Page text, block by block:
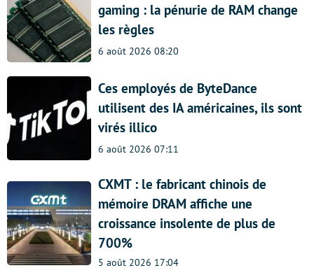
gaming : la pénurie de RAM change
les règles
6 août 2026 08:20
Ces employés de ByteDance
utilisent des IA américaines, ils sont
virés illico
6 août 2026 07:11
CXMT : le fabricant chinois de
mémoire DRAM affiche une
croissance insolente de plus de
700%
5 août 2026 17:04